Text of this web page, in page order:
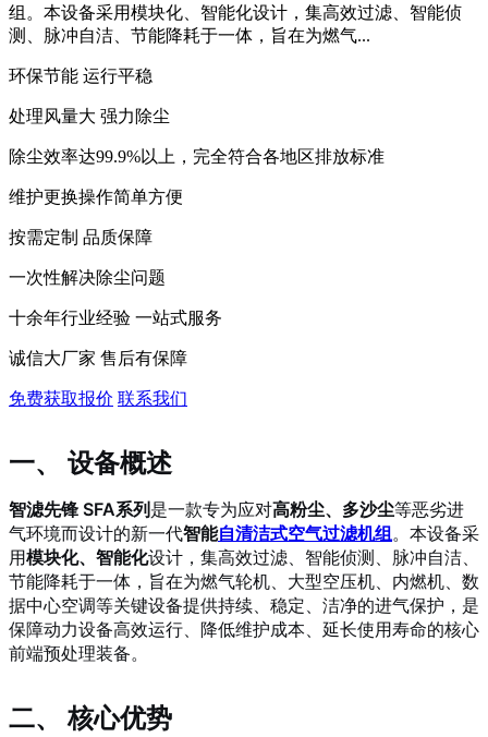
组。本设备采用模块化、智能化设计，集高效过滤、智能侦
测、脉冲自洁、节能降耗于一体，旨在为燃气...
环保节能 运行平稳
处理风量大 强力除尘
除尘效率达99.9%以上，完全符合各地区排放标准
维护更换操作简单方便
按需定制 品质保障
一次性解决除尘问题
十余年行业经验 一站式服务
诚信大厂家 售后有保障
免费获取报价 联系我们
一、 设备概述
智滤先锋 SFA系列是一款专为应对高粉尘、多沙尘等恶劣进
气环境而设计的新一代智能自清洁式空气过滤机组。本设备采
用模块化、智能化设计，集高效过滤、智能侦测、脉冲自洁、
节能降耗于一体，旨在为燃气轮机、大型空压机、内燃机、数
据中心空调等关键设备提供持续、稳定、洁净的进气保护，是
保障动力设备高效运行、降低维护成本、延长使用寿命的核心
前端预处理装备。
二、 核心优势